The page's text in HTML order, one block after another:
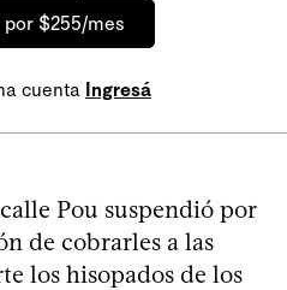
$255/mes
cuenta Ingresá
Pou suspendió por
de cobrarles a las
los hisopados de los